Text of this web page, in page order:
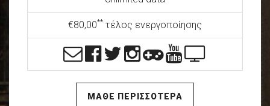
€80,00** τέλος ενεργοποίησης
ΜΑΘΕ ΠΕΡΙΣΣΟΤΕΡΑ